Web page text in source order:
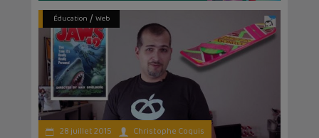
Éducation / Web
28 juillet 2015 Christophe Coquis